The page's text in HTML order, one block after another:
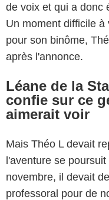
de voix et qui a donc
Un moment difficile
pour son binôme,
après l'annonce.
Léane de la
confie sur ce
aimerait voir
Mais Théo L devait
l'aventure se
novembre, il devait
professoral pour de